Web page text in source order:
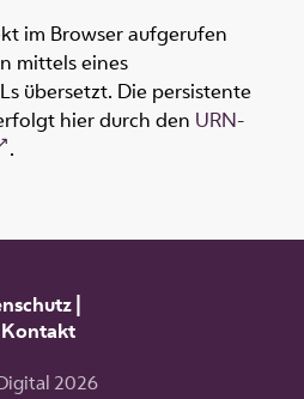
im Browser aufgerufen
mittels eines
übersetzt. Die persistente
hier durch den URN-
.
|
Kontakt
2026